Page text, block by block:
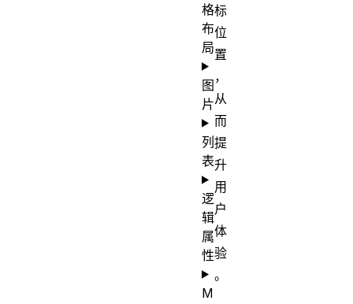
标
位
置
，
从
而
提
升
用
户
体
验
。
格
布
局
图
片
列
表
逻
辑
属
性
M